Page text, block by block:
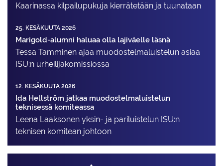
Kaarinassa kilpailupukuja kierrätetään ja tuunataan
25. KESÄKUUTA 2026
Marigold-alumni haluaa olla lajiväelle läsnä
Tessa Tamminen ajaa muodostelma­luistelun asiaa
ISU:n urheilija­komissiossa
12. KESÄKUUTA 2026
Ida Hellström jatkaa muodostelmaluistelun
teknisessä komiteassa
Leena Laaksonen yksin- ja pariluistelun ISU:n
teknisen komitean johtoon